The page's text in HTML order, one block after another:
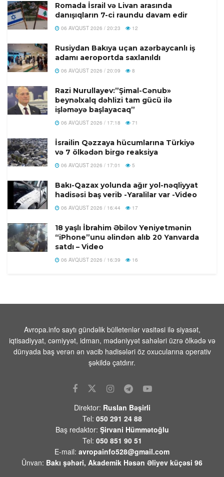
Romada İsrail və Livan arasında
danışıqların 7-ci raundu davam edir
06 AVQUST 2026 / 20:23 12
Rusiydan Bakıya uçan azərbaycanlı iş
adamı aeroportda saxlanıldı
06 AVQUST 2026 / 20:09 8
Razi Nurullayev:”Şimal-Cənub»
beynəlxalq dəhlizi tam gücü ilə
işləməyə başlayacaq”
06 AVQUST 2026 / 17:18 71
İsrailin Qəzzaya hücumlarına Türkiyə
və 7 ölkədən birgə reaksiya
06 AVQUST 2026 / 17:01 5
Bakı-Qazax yolunda ağır yol-nəqliyyat
hadisəsi baş verib -Yaralilar var -Video
06 AVQUST 2026 / 16:44 17
18 yaşlı İbrahim Əbilov Yeniyetmənin
“iPhone”unu əlindən alıb 20 Yanvarda
satdı – Video
06 AVQUST 2026 / 16:39 16
Vüqar Dadaşov -Azərbaycan: Qaranlıq
keçmişdən aydınlıq tarixə” kitabına
münasibətim
06 AVQUST 2026 / 13:09 117
Elxan Şahinoğlu:”Kreml Ceyhun
Bayramovun Kiyevdəki görüşlərini də
diqqətlə izləyəcək”
06 AVQUST 2026 / 12:33 8
Behnam Səidi: “Hörmüz boğazı İrana
qarşı təhdidlər bitənə qədər bağlı
qalacaq”
06 AVQUST 2026 / 12:24 8
Avropa.info saytı gündəlik bülletenlər vasitəsi ilə siyasət,
iqtisadiyyat, cəmiyyət, idman, mədəniyyət sahələri üzrə ölkədə və
dünyada baş verən ən vacib hadisələri öz oxucularına operativ
şəkildə çatdırır.
Direktor: Ruslan Bəşirli
Tel: 050 291 24 88
Baş redaktor: Şirvani Hümmətoğlu
Tel: 050 851 90 51
E-mail: avropainfo528@gmail.com
Ünvan: Bakı şəhəri, Akademik Həsən Əliyev küçəsi 96